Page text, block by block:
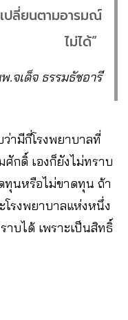
ปลี่ยนตามอารมณ์
ไม่ได้”
.จเด็จ ธรรมธัชอารี
ามีกี่โรงพยาบาลที่
กดิ์ เองก็ยังไม่ทราบ
ทุนหรือไม่ขาดทุน ถ้า
รงพยาบาลแห่งหนึ่ง
บได้ เพราะเป็นสิทธิ์